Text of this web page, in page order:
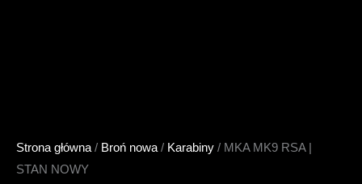
Strona główna/ Broń nowa/ Karabiny / MKA MK9 RSA |
STAN NOWY